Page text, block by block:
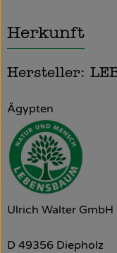
Herkunft
Hersteller:
Ägypten
Ulrich Walter GmbH
D 49356 Diepholz